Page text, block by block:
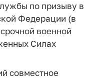
по призыву в
Федерации (в
военной
Силах
совместное